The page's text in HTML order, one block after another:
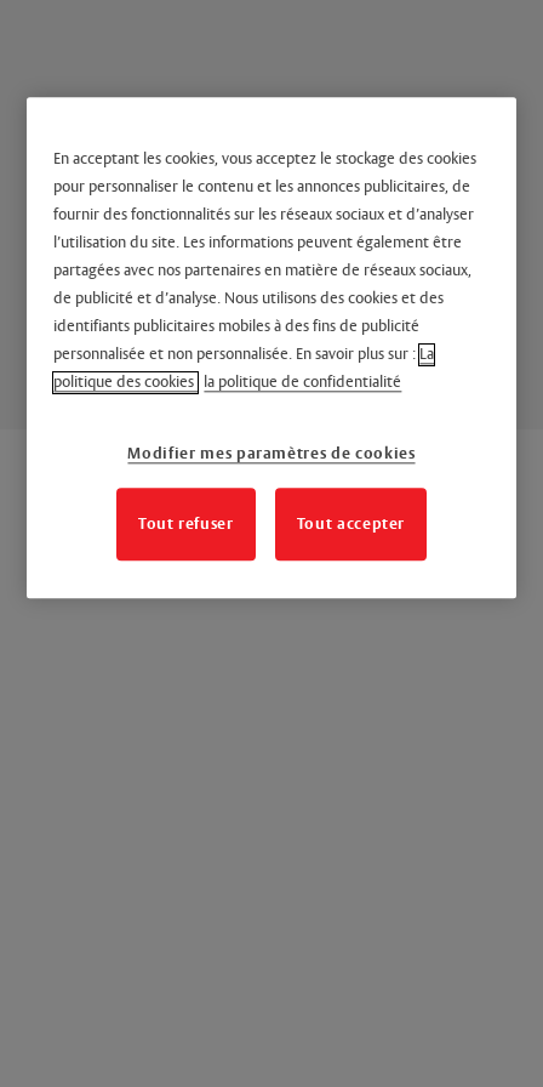
Porte Issue de secours
ERT
Solutions BIM pour portes d'issues de secours ERT
disponibles en format Revit et ArchiCAD
En acceptant les cookies, vous acceptez le stockage des cookies
pour personnaliser le contenu et les annonces publicitaires, de
fournir des fonctionnalités sur les réseaux sociaux et d’analyser
l’utilisation du site. Les informations peuvent également être
partagées avec nos partenaires en matière de réseaux sociaux,
de publicité et d’analyse. Nous utilisons des cookies et des
identifiants publicitaires mobiles à des fins de publicité
personnalisée et non personnalisée. En savoir plus sur : La
politique des cookies la politique de confidentialité
Modifier mes paramètres de cookies
Tout refuser Tout accepter